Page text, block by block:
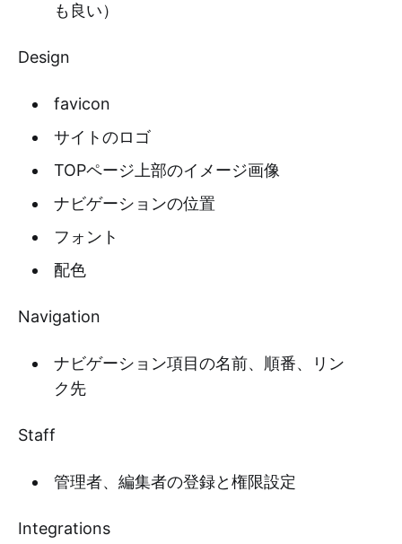
も良い）
Design
favicon
サイトのロゴ
TOPページ上部のイメージ画像
ナビゲーションの位置
フォント
配色
Navigation
ナビゲーション項目の名前、順番、リン
ク先
Staff
管理者、編集者の登録と権限設定
Integrations